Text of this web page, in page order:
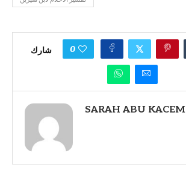
شارك 0
SARAH ABU KACEM